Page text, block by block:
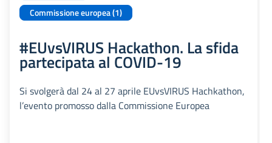
Commissione europea (1)
#EUvsVIRUS Hackathon. La sfida
partecipata al COVID-19
Si svolgerà dal 24 al 27 aprile EUvsVIRUS Hachkathon,
l’evento promosso dalla Commissione Europea